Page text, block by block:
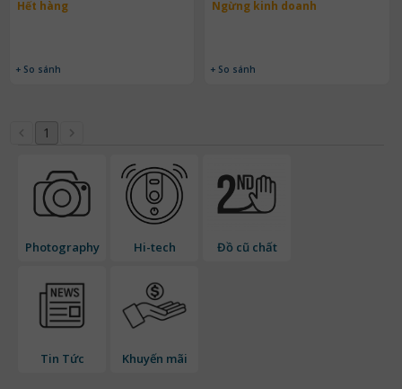
Hết hàng
+ So sánh
Ngừng kinh doanh
+ So sánh
1
Photography Hi-tech Đồ cũ chất
Tin Tức Khuyến mãi